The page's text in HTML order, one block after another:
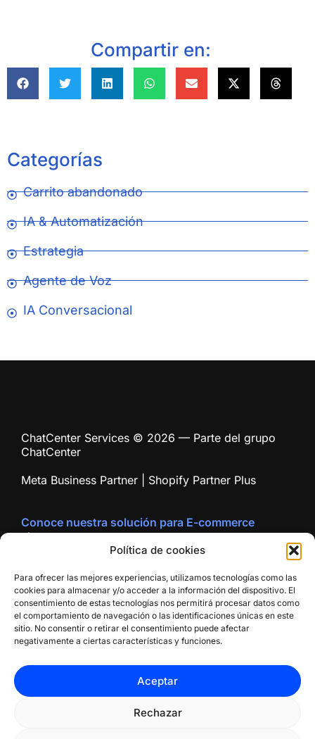
Polí­tica de cookies
Para ofrecer las mejores experiencias, utilizamos tecnologías como las
cookies para almacenar y/o acceder a la información del dispositivo. El
consentimiento de estas tecnologías nos permitirá procesar datos como
el comportamiento de navegación o las identificaciones únicas en este
sitio. No consentir o retirar el consentimiento puede afectar
negativamente a ciertas características y funciones.
Aceptar
Rechazar
Compartir en:
Categorías
Carrito abandonado
IA & Automatización
Estrategia
Agente de Voz
IA Conversacional
ChatCenter Services © 2026 — Parte del grupo
ChatCenter
Meta Business Partner | Shopify Partner Plus
Conoce nuestra solución para E-commerce
chatecommerce.com
© 2026 Chat Center Network
Términos de uso
Cookies